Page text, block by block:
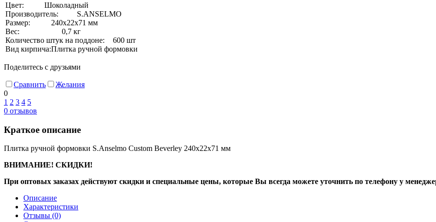
Цвет:
Шоколадный
Производитель:
S.ANSELMO
Размер:
240х22х71 мм
Вес:
0,7 кг
Количество штук на поддоне:
600 шт
Вид кирпича:Плитка ручной формовки
Поделитесь с друзьями
Сравнить
Желания
0
1 2 3 4 5
0 отзывов
Краткое описание
Плитка ручной формовки S.Anselmo Custom Beverley 240х22х71 мм
ВНИМАНИЕ! СКИДКИ!
При оптовых заказах действуют скидки и специальные цены, которые Вы всегда можете уточнить по телефону у
Описание
Характеристики
Отзывы (0)